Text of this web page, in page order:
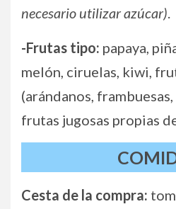
necesario utilizar azúcar).
-Frutas tipo: papaya,
melón, ciruelas, kiwi,
(arándanos,
frutas jugosas propias
Cesta de la compra: